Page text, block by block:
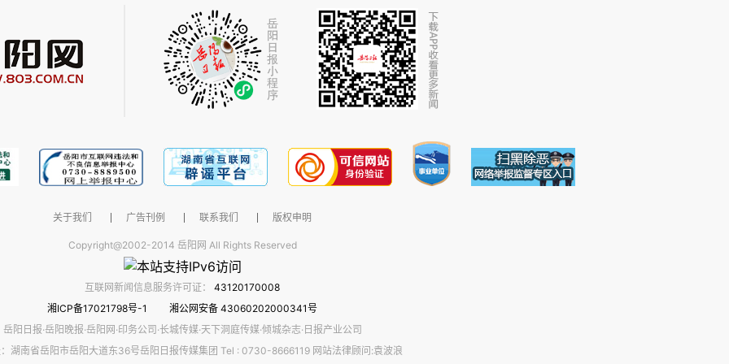
关于我们 广告刊例 联系我们 版权申明
Copyright@2002-2014 岳阳网 All Rights Reserved
互联网新闻信息服务许可证： 43120170008
湘ICP备17021798号-1
湘公网安备 43060202000341号
岳阳日报·岳阳晚报·岳阳网·印务公司·长城传媒·天下洞庭传媒·倾城杂志·日报产业公司
湖南省岳阳市岳阳大道东36号岳阳日报传媒集团 Tel : 0730-8666119 网站法律顾问:袁波浪